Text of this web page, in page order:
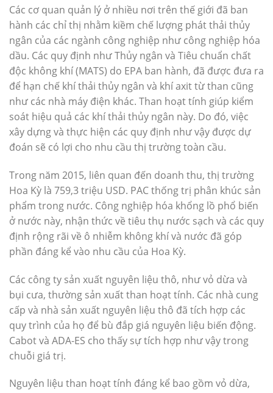
Các cơ quan quản lý ở nhiều nơi trên thế giới đã ban
hành các chỉ thị nhằm kiềm chế lượng phát thải thủy
ngân của các ngành công nghiệp như công nghiệp hóa
dầu. Các quy định như Thủy ngân và Tiêu chuẩn chất
độc không khí (MATS) do EPA ban hành, đã được đưa ra
để hạn chế khí thải thủy ngân và khí axit từ than cũng
như các nhà máy điện khác. Than hoạt tính giúp kiểm
soát hiệu quả các khí thải thủy ngân này. Do đó, việc
xây dựng và thực hiện các quy định như vậy được dự
đoán sẽ có lợi cho nhu cầu thị trường toàn cầu.
Trong năm 2015, liên quan đến doanh thu, thị trường
Hoa Kỳ là 759,3 triệu USD. PAC thống trị phân khúc sản
phẩm trong nước. Công nghiệp hóa khổng lồ phổ biến
ở nước này, nhận thức về tiêu thụ nước sạch và các quy
định rộng rãi về ô nhiễm không khí và nước đã góp
phần đáng kể vào nhu cầu của Hoa Kỳ.
Các công ty sản xuất nguyên liệu thô, như vỏ dừa và
bụi cưa, thường sản xuất than hoạt tính. Các nhà cung
cấp và nhà sản xuất nguyên liệu thô đã tích hợp các
quy trình của họ để bù đắp giá nguyên liệu biến động.
Cabot và ADA-ES cho thấy sự tích hợp như vậy trong
chuỗi giá trị.
Nguyên liệu than hoạt tính đáng kể bao gồm vỏ dừa,